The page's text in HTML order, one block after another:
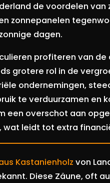
de voordelen
zonnepanelen
dagen.
profiteren van
grotere rol in de
ondernemingen,
te verduurzamen en
een overschot aan
leidt tot extra
Kastanienholz von
Diese Zäune, oft